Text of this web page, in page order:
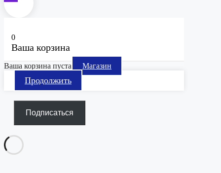
0
Ваша корзина
Ваша корзина пуста Магазин
Продолжить
Подписаться